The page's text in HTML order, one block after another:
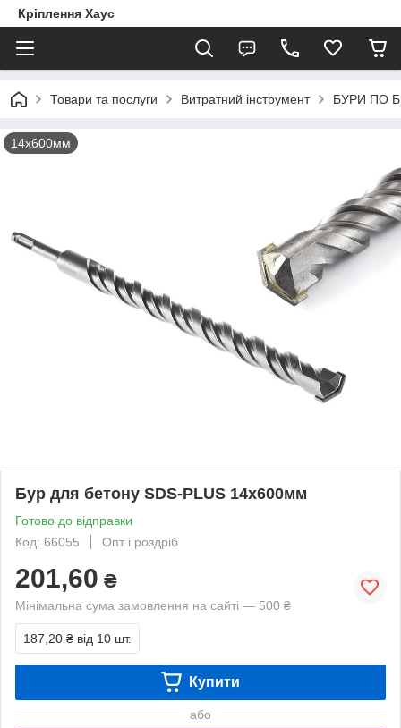
Кріплення Хаус
Товари та послуги Витратний інструмент БУРИ ПО
14х600мм
Бур для бетону SDS-PLUS 14х600мм
Готово до відправки
Код: 66055
Опт і роздріб
201,60 ₴
Мінімальна сума замовлення на сайті — 500 ₴
187,20 ₴ від 10 шт.
Купити
або